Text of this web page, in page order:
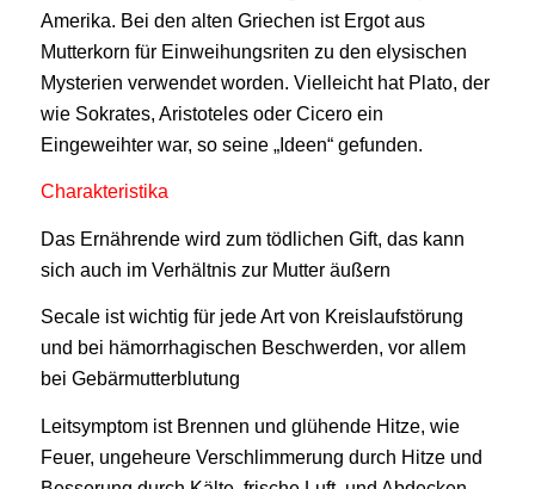
Amerika. Bei den alten Griechen ist Ergot aus
Mutterkorn für Einweihungsriten zu den elysischen
Mysterien verwendet worden. Vielleicht hat Plato, der
wie Sokrates, Aristoteles oder Cicero ein
Eingeweihter war, so seine „Ideen“ gefunden.
Charakteristika
Das Ernährende wird zum tödlichen Gift, das kann
sich auch im Verhältnis zur Mutter äußern
Secale ist wichtig für jede Art von Kreislaufstörung
und bei hämorrhagischen Beschwerden, vor allem
bei Gebärmutterblutung
Leitsymptom ist Brennen und glühende Hitze, wie
Feuer, ungeheure Verschlimmerung durch Hitze und